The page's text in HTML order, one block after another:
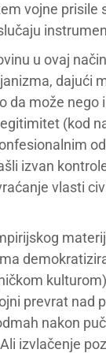
vojne
u ovaj
dajući
da može
(kod
izvan
vlasti
prevrat
nakon
izvlačenje